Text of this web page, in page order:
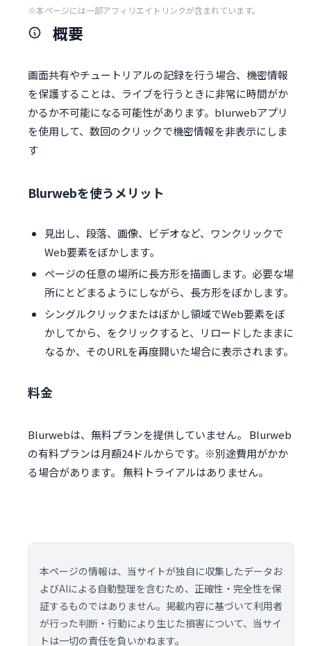
※本ページには一部アフィリエイトリンクが含まれています。
概要
画面共有やチュートリアルの記録を行う場合、機密情報
を保護することは、ライブを行うときに非常に時間がか
かるか不可能になる可能性があります。blurwebアプリ
を使用して、数回のクリックで機密情報を非表示にしま
す
Blurwebを使うメリット
見出し、段落、画像、ビデオなど、ワンクリックで
Web要素をぼかします。
ページの任意の場所に長方形を描画します。必要な場
所にとどまるようにしながら、長方形をぼかします。
シングルクリックまたはぼかし領域でWeb要素をぼ
かしてから、をクリックすると、リロードしたままに
なるか、そのURLを再度開いた場合に表示されます。
料金
Blurwebは、無料プランを提供していません。 Blurweb
の有料プランは月額24ドルからです。※別途費用がかか
る場合があります。 無料トライアルはありません。
本ページの情報は、当サイトが独自に収集したデータお
よびAIによる自動整理を含むため、正確性・完全性を保
証するものではありません。掲載内容に基づいて利用者
が行った判断・行動により生じた損害について、当サイ
トは一切の責任を負いかねます。